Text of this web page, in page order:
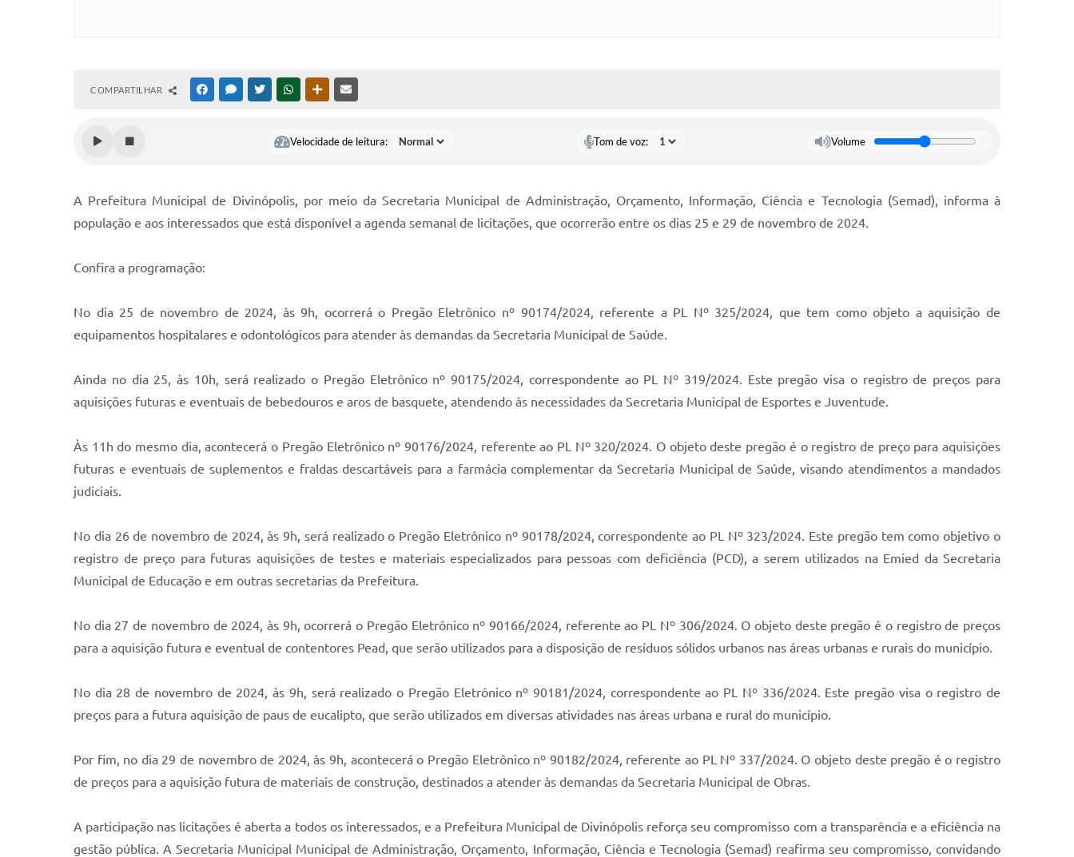
COMPARTILHAR FACEBOOKMESSENGER
TWITTERWHATSAPPOUTRAS MÍDIAS
Velocidade de leitura: Tom de voz: Volume
A Prefeitura Municipal de Divinópolis, por meio da Secretaria Municipal de Administração, Orçamento, Informação, Ciência e Tecnologia (Semad), informa à
população e aos interessados que está disponível a agenda semanal de licitações, que ocorrerão entre os dias 25 e 29 de novembro de 2024.
Confira a programação:
No dia 25 de novembro de 2024, às 9h, ocorrerá o Pregão Eletrônico nº 90174/2024, referente a PL Nº 325/2024, que tem como objeto a aquisição de
equipamentos hospitalares e odontológicos para atender às demandas da Secretaria Municipal de Saúde.
Ainda no dia 25, às 10h, será realizado o Pregão Eletrônico nº 90175/2024, correspondente ao PL Nº 319/2024. Este pregão visa o registro de preços para
aquisições futuras e eventuais de bebedouros e aros de basquete, atendendo às necessidades da Secretaria Municipal de Esportes e Juventude.
Às 11h do mesmo dia, acontecerá o Pregão Eletrônico nº 90176/2024, referente ao PL Nº 320/2024. O objeto deste pregão é o registro de preço para aquisições
futuras e eventuais de suplementos e fraldas descartáveis para a farmácia complementar da Secretaria Municipal de Saúde, visando atendimentos a mandados
judiciais.
No dia 26 de novembro de 2024, às 9h, será realizado o Pregão Eletrônico nº 90178/2024, correspondente ao PL Nº 323/2024. Este pregão tem como objetivo o
registro de preço para futuras aquisições de testes e materiais especializados para pessoas com deficiência (PCD), a serem utilizados na Emied da Secretaria
Municipal de Educação e em outras secretarias da Prefeitura.
No dia 27 de novembro de 2024, às 9h, ocorrerá o Pregão Eletrônico nº 90166/2024, referente ao PL Nº 306/2024. O objeto deste pregão é o registro de preços
para a aquisição futura e eventual de contentores Pead, que serão utilizados para a disposição de resíduos sólidos urbanos nas áreas urbanas e rurais do município.
No dia 28 de novembro de 2024, às 9h, será realizado o Pregão Eletrônico nº 90181/2024, correspondente ao PL Nº 336/2024. Este pregão visa o registro de
preços para a futura aquisição de paus de eucalipto, que serão utilizados em diversas atividades nas áreas urbana e rural do município.
Por fim, no dia 29 de novembro de 2024, às 9h, acontecerá o Pregão Eletrônico nº 90182/2024, referente ao PL Nº 337/2024. O objeto deste pregão é o registro
de preços para a aquisição futura de materiais de construção, destinados a atender às demandas da Secretaria Municipal de Obras.
A participação nas licitações é aberta a todos os interessados, e a Prefeitura Municipal de Divinópolis reforça seu compromisso com a transparência e a eficiência na
gestão pública. A Secretaria Municipal Municipal de Administração, Orçamento, Informação, Ciência e Tecnologia (Semad) reafirma seu compromisso, convidando